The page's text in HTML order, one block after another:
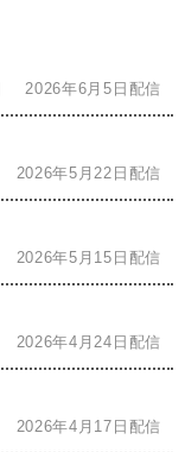
2026年6月5日配信
2026年5月22日配信
2026年5月15日配信
2026年4月24日配信
2026年4月17日配信